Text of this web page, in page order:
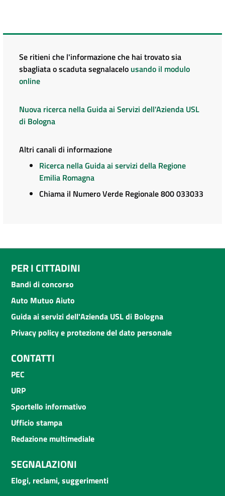
Se ritieni che l'informazione che hai trovato sia
sbagliata o scaduta segnalacelo usando il modulo
online
Nuova ricerca nella Guida ai Servizi dell'Azienda USL
di Bologna
Altri canali di informazione
Ricerca nella Guida ai servizi della Regione
Emilia Romagna
Chiama il Numero Verde Regionale 800 033033
PER I CITTADINI
Bandi di concorso
Auto Mutuo Aiuto
Guida ai servizi dell'Azienda USL di Bologna
Privacy policy e protezione del dato personale
CONTATTI
PEC
URP
Sportello informativo
Ufficio stampa
Redazione multimediale
SEGNALAZIONI
Elogi, reclami, suggerimenti